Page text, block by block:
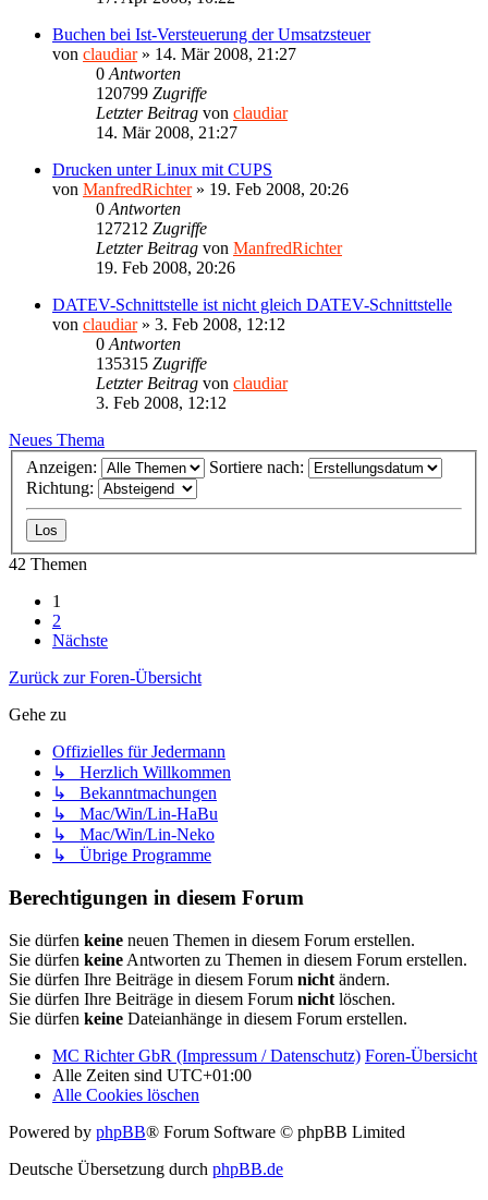
Buchen bei Ist-Versteuerung der Umsatzsteuer
von claudiar» 14. Mär 2008, 21:27
0 Antworten
120799 Zugriffe
Letzter Beitrag von claudiar
14. Mär 2008, 21:27
Drucken unter Linux mit CUPS
von ManfredRichter» 19. Feb 2008, 20:26
0 Antworten
127212 Zugriffe
Letzter Beitrag von ManfredRichter
19. Feb 2008, 20:26
DATEV-Schnittstelle ist nicht gleich DATEV-Schnittstelle
von claudiar» 3. Feb 2008, 12:12
0 Antworten
135315 Zugriffe
Letzter Beitrag von claudiar
3. Feb 2008, 12:12
Neues Thema
Anzeigen:
Sortiere nach:
Richtung:
42 Themen
1
2
Nächste
Zurück zur Foren-Übersicht
Gehe zu
Offizielles für Jedermann
↳ Herzlich Willkommen
↳ Bekanntmachungen
↳ Mac/Win/Lin-HaBu
↳ Mac/Win/Lin-Neko
↳ Übrige Programme
Berechtigungen in diesem Forum
Sie dürfen keine neuen Themen in diesem Forum erstellen.
Sie dürfen keine Antworten zu Themen in diesem Forum erstellen.
Sie dürfen Ihre Beiträge in diesem Forum nicht ändern.
Sie dürfen Ihre Beiträge in diesem Forum nicht löschen.
Sie dürfen keine Dateianhänge in diesem Forum erstellen.
MC Richter GbR (Impressum / Datenschutz) Foren-Übersicht
Alle Zeiten sind UTC+01:00
Alle Cookies löschen
Powered by phpBB® Forum Software © phpBB Limited
Deutsche Übersetzung durch phpBB.de